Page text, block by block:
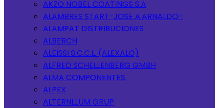
AKZO NOBEL COATINGS S.A
ALAMBRES START-JOSE A.ARNALDO-
ALAMPAT DISTRIBUCIONES
ALBERCH
ALEISSI S.C.C.L. (ALEXALO)
ALFRED SCHELLENBERG GMBH
ALMA COMPONENTES
ALPEX
ALTERNLLUM GRUP